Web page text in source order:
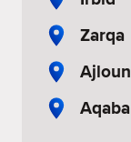
Zarqa
Ajloun
Aqaba